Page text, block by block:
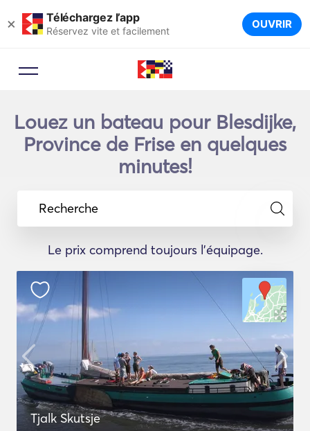
× Téléchargez l’app
Réservez vite et facilement OUVRIR
Louez un bateau pour Blesdijke,
Province de Frise en quelques
minutes!
Recherche
Le prix comprend toujours l'équipage.
Tjalk Skutsje